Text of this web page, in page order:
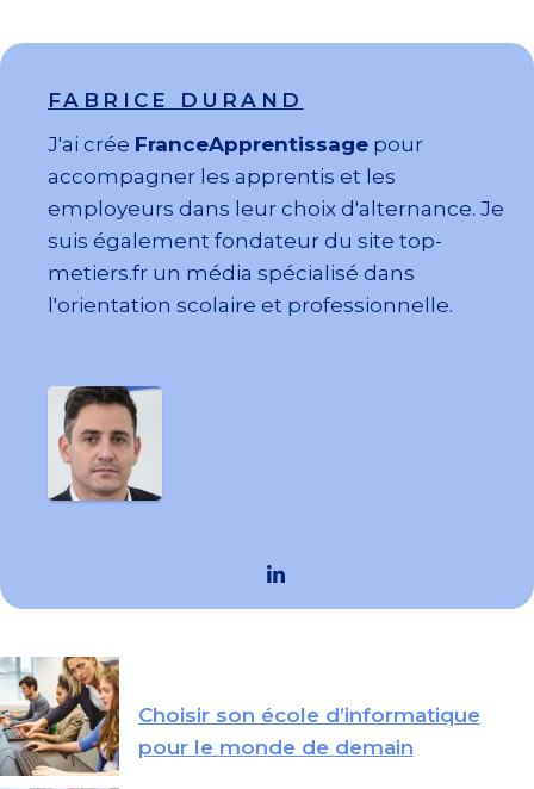
FABRICE DURAND
J'ai crée FranceApprentissage pour
accompagner les apprentis et les
employeurs dans leur choix d'alternance. Je
suis également fondateur du site top-
metiers.fr un média spécialisé dans
l'orientation scolaire et professionnelle.
Choisir son école d’informatique
pour le monde de demain